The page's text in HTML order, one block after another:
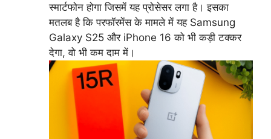
स्मार्टफोन होगा जिसमें यह प्रोसेसर लगा है। इसका
मतलब है कि परफॉरमेंस के मामले में यह Samsung
Galaxy S25 और iPhone 16 को भी कड़ी टक्कर
देगा, वो भी कम दाम में।